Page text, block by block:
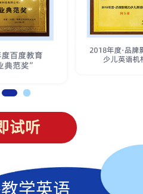
试听
学英语